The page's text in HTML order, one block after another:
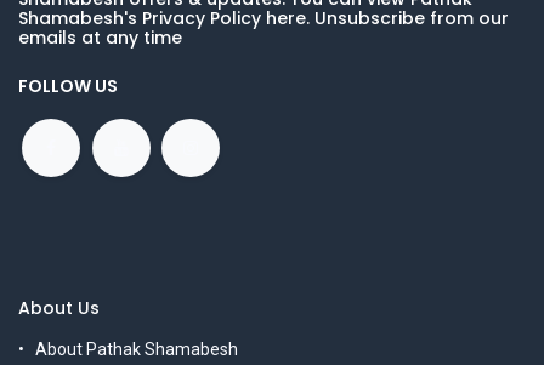
Shamabesh's Privacy Policy here. Unsubscribe from our
emails at any time
FOLLOW US
About Us
About Pathak Shamabesh